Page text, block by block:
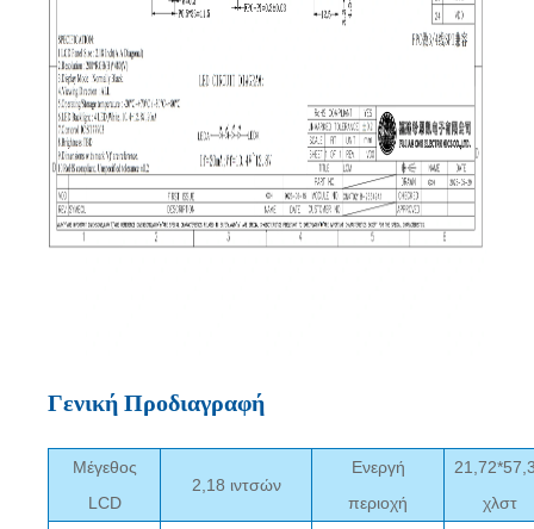
Γενική Προδιαγραφή
Μέγεθος
LCD
2,18 ιντσών
Ενεργή
περιοχή
χλστ